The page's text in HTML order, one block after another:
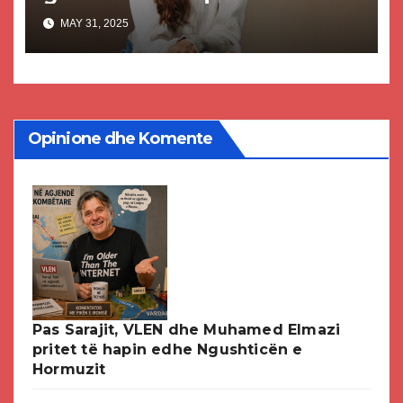
botë
MAY 31, 2025
Opinione dhe Komente
Pas Sarajit, VLEN dhe Muhamed Elmazi
pritet të hapin edhe Ngushticën e
Hormuzit